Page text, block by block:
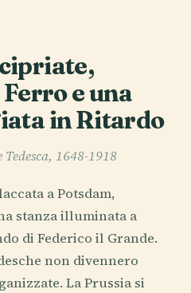
e una
in Ritardo
1648-1918
a Potsdam,
stanza illuminata a
di Federico il Grande.
non divennero
La Prussia si